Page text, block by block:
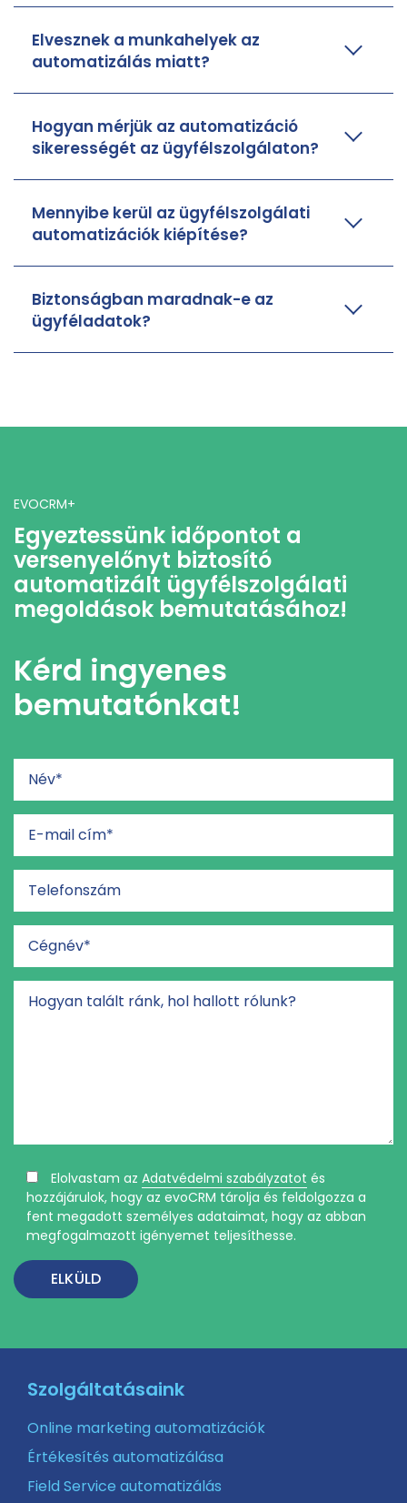
Elvesznek a munkahelyek az
automatizálás miatt?
Hogyan mérjük az automatizáció
sikerességét az ügyfélszolgálaton?
Mennyibe kerül az ügyfélszolgálati
automatizációk kiépítése?
Biztonságban maradnak-e az
ügyféladatok?
EVOCRM+
Egyeztessünk időpontot a
versenyelőnyt biztosító
automatizált ügyfélszolgálati
megoldások bemutatásához!
Kérd ingyenes
bemutatónkat!
Elolvastam az Adatvédelmi szabályzatot és
hozzájárulok, hogy az evoCRM tárolja és feldolgozza a
fent megadott személyes adataimat, hogy az abban
megfogalmazott igényemet teljesíthesse.
Szolgáltatásaink
Online marketing automatizációk
Értékesítés automatizálása
Field Service automatizálás